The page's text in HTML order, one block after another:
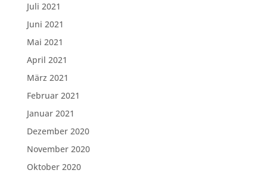
Juli 2021
Juni 2021
Mai 2021
April 2021
März 2021
Februar 2021
Januar 2021
Dezember 2020
November 2020
Oktober 2020